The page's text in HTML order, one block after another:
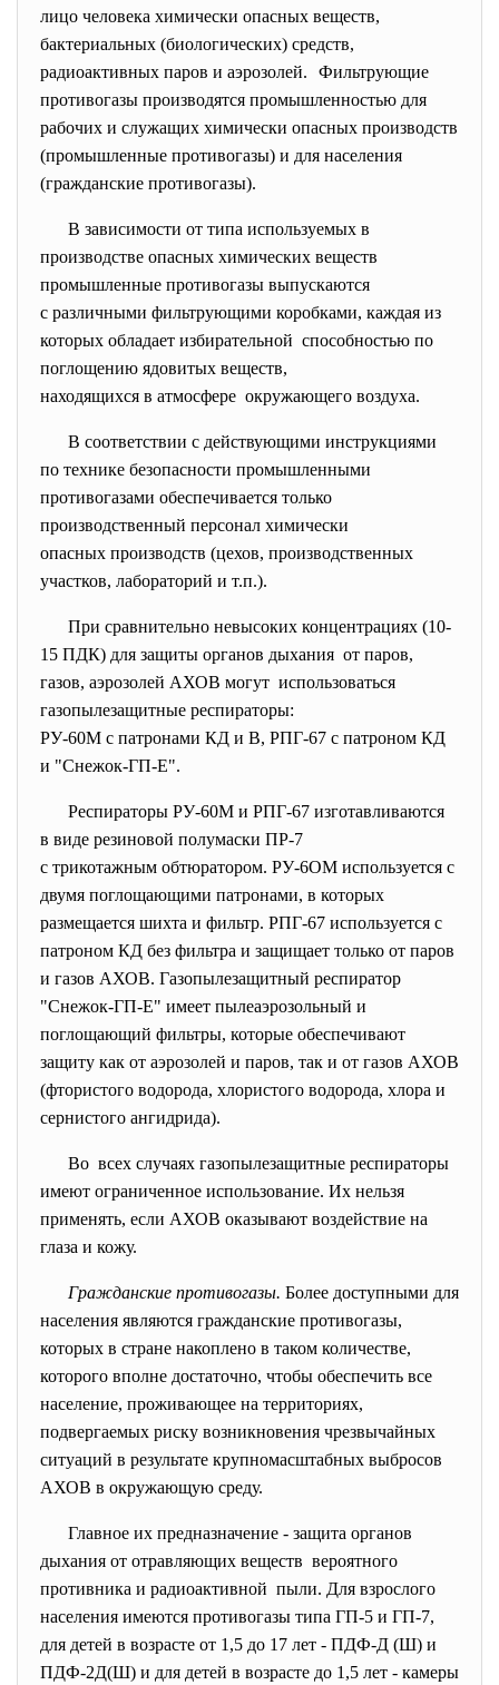
лицо человека химически опасных веществ,
бактериальных (биологических) средств,
радиоактивных паров и аэрозолей. Фильтрующие
противогазы производятся промышленностью для
рабочих и служащих химически опасных производств
(промышленные противогазы) и для населения
(гражданские противогазы).
В зависимости от типа используемых в
производстве опасных химических веществ
промышленные противогазы выпускаются
с различными фильтрующими коробками, каждая из
которых обладает избирательной способностью по
поглощению ядовитых веществ,
находящихся в атмосфере окружающего воздуха.
В соответствии с действующими инструкциями
по технике безопасности промышленными
противогазами обеспечивается только
производственный персонал химически
опасных производств (цехов, производственных
участков, лабораторий и т.п.).
При сравнительно невысоких концентрациях (10-
15 ПДК) для защиты органов дыхания от паров,
газов, аэрозолей АХОВ могут использоваться
газопылезащитные респираторы:
РУ-60М с патронами КД и В, РПГ-67 с патроном КД
и "Снежок-ГП-Е".
Респираторы РУ-60М и РПГ-67 изготавливаются
в виде резиновой полумаски ПР-7
с трикотажным обтюратором. РУ-6ОМ используется с
двумя поглощающими патронами, в которых
размещается шихта и фильтр. РПГ-67 используется с
патроном КД без фильтра и защищает только от паров
и газов АХОВ. Газопылезащитный респиратор
"Снежок-ГП-Е" имеет пылеаэрозольный и
поглощающий фильтры, которые обеспечивают
защиту как от аэрозолей и паров, так и от газов АХОВ
(фтористого водорода, хлористого водорода, хлора и
сернистого ангидрида).
Во всех случаях газопылезащитные респираторы
имеют ограниченное использование. Их нельзя
применять, если АХОВ оказывают воздействие на
глаза и кожу.
Гражданские противогазы. Более доступными для
населения являются гражданские противогазы,
которых в стране накоплено в таком количестве,
которого вполне достаточно, чтобы обеспечить все
население, проживающее на территориях,
подвергаемых риску возникновения чрезвычайных
ситуаций в результате крупномасштабных выбросов
АХОВ в окружающую среду.
Главное их предназначение - защита органов
дыхания от отравляющих веществ вероятного
противника и радиоактивной пыли. Для взрослого
населения имеются противогазы типа ГП-5 и ГП-7,
для детей в возрасте от 1,5 до 17 лет - ПДФ-Д (Ш) и
ПДФ-2Д(Ш) и для детей в возрасте до 1,5 лет - камеры